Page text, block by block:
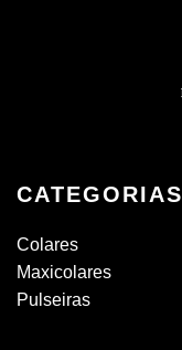
CATEGORIAS
Colares
Maxicolares
Pulseiras